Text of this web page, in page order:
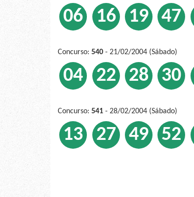
06 16 19 47
Concurso: 540 - 21/02/2004 (Sábado)
04 22 28 30
Concurso: 541 - 28/02/2004 (Sábado)
13 27 49 52